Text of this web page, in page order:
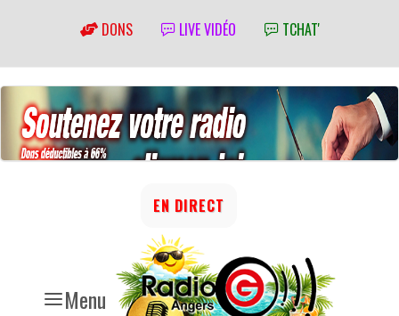
DONS LIVE VIDÉO TCHAT'
Menu
EN DIRECT